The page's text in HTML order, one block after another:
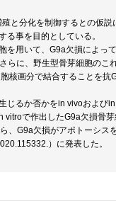
と分化を制御するとの仮
事を目的としている。
用いて、G9a欠損によっ
らに、野生型骨芽細胞の
核画分で結合することを
るか否かをin vivoおよび
で作出したG9a欠損骨
G9a欠損がアポトーシス
）に発表した。